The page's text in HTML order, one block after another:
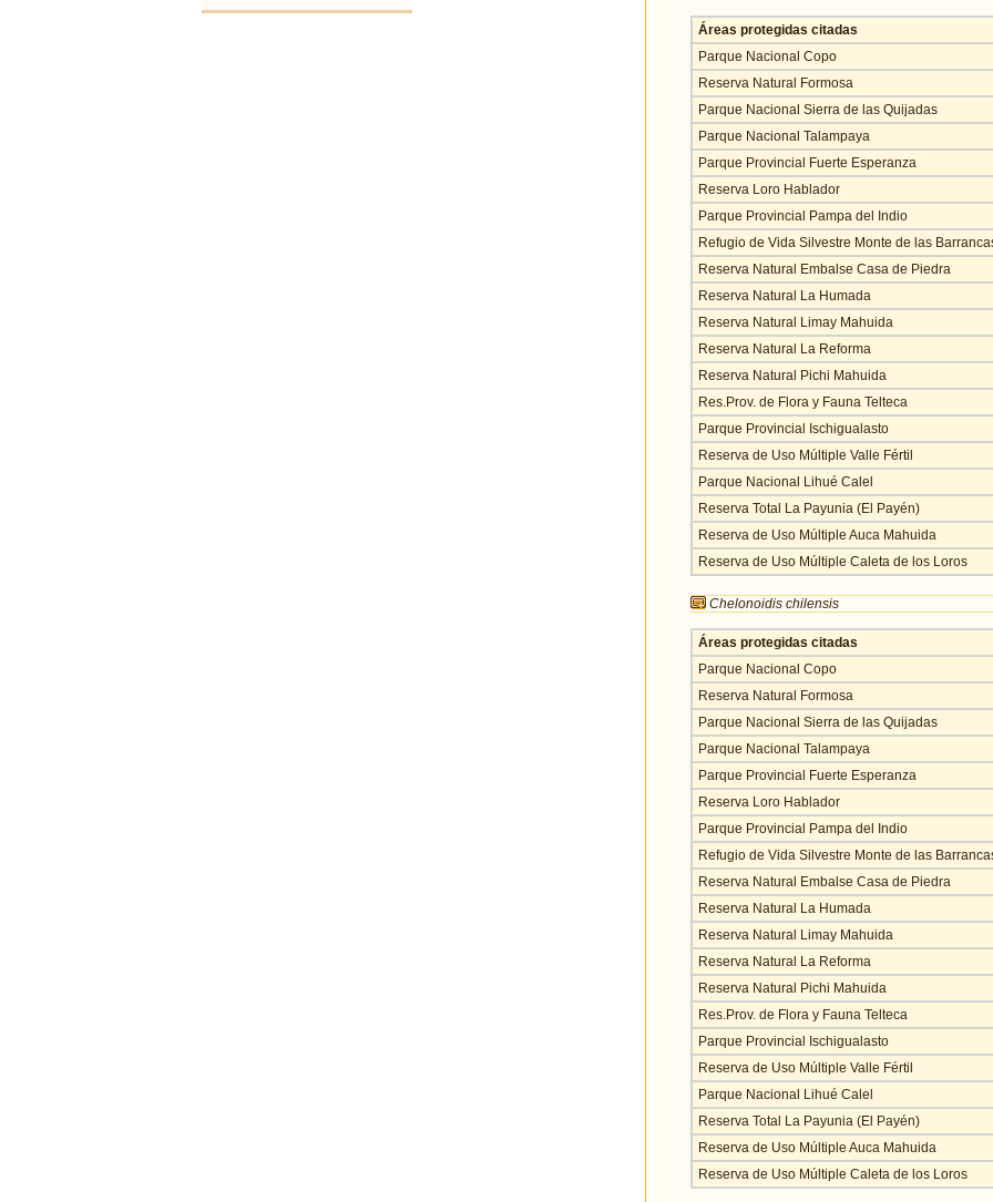
Áreas protegidas citadas
Parque Nacional Copo
Reserva Natural Formosa
Parque Nacional Sierra de las Quijadas
Parque Nacional Talampaya
Parque Provincial Fuerte Esperanza
Reserva Loro Hablador
Parque Provincial Pampa del Indio
Refugio de Vida Silvestre Monte de las
Reserva Natural Embalse Casa de Piedra
Reserva Natural La Humada
Reserva Natural Limay Mahuida
Reserva Natural La Reforma
Reserva Natural Pichi Mahuida
Res.Prov. de Flora y Fauna Telteca
Parque Provincial Ischigualasto
Reserva de Uso Múltiple Valle Fértil
Parque Nacional Lihué Calel
Reserva Total La Payunia (El Payén)
Reserva de Uso Múltiple Auca Mahuida
Reserva de Uso Múltiple Caleta de los Loros
Chelonoidis chilensis
Áreas protegidas citadas
Parque Nacional Copo
Reserva Natural Formosa
Parque Nacional Sierra de las Quijadas
Parque Nacional Talampaya
Parque Provincial Fuerte Esperanza
Reserva Loro Hablador
Parque Provincial Pampa del Indio
Refugio de Vida Silvestre Monte de las
Reserva Natural Embalse Casa de Piedra
Reserva Natural La Humada
Reserva Natural Limay Mahuida
Reserva Natural La Reforma
Reserva Natural Pichi Mahuida
Res.Prov. de Flora y Fauna Telteca
Parque Provincial Ischigualasto
Reserva de Uso Múltiple Valle Fértil
Parque Nacional Lihué Calel
Reserva Total La Payunia (El Payén)
Reserva de Uso Múltiple Auca Mahuida
Reserva de Uso Múltiple Caleta de los Loros